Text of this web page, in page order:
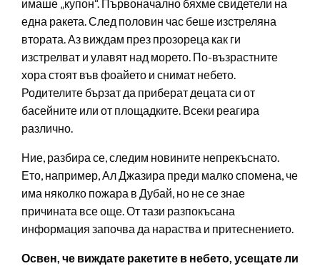
имаше „купон“. Първоначално бяхме свидетели на
една ракета. След половин час беше изстреляна
втората. Аз виждам през прозореца как ги
изстрелват и улавят над морето. По-възрастните
хора стоят във фоайето и снимат небето.
Родителите бързат да приберат децата си от
басейните или от площадките. Всеки реагира
различно.
Ние, разбира се, следим новините непрекъснато.
Ето, например, Ал Джазира преди малко спомена, че
има няколко пожара в Дубай, но не се знае
причината все още. От тази разпокъсана
информация започва да нараства и притеснението.
Освен, че виждате ракетите в небето, усещате ли